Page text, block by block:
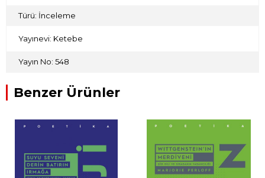
Türü: İnceleme
Yayınevi: Ketebe
Yayın No: 548
Benzer Ürünler